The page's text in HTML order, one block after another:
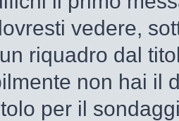
vedere,
riquadro dal
non hai il
per il